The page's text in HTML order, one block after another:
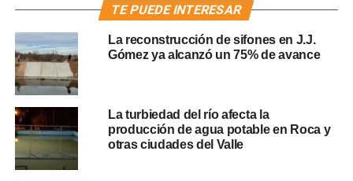
TE PUEDE INTERESAR
La reconstrucción de sifones en J.J.
Gómez ya alcanzó un 75% de avance
La turbiedad del río afecta la
producción de agua potable en Roca y
otras ciudades del Valle